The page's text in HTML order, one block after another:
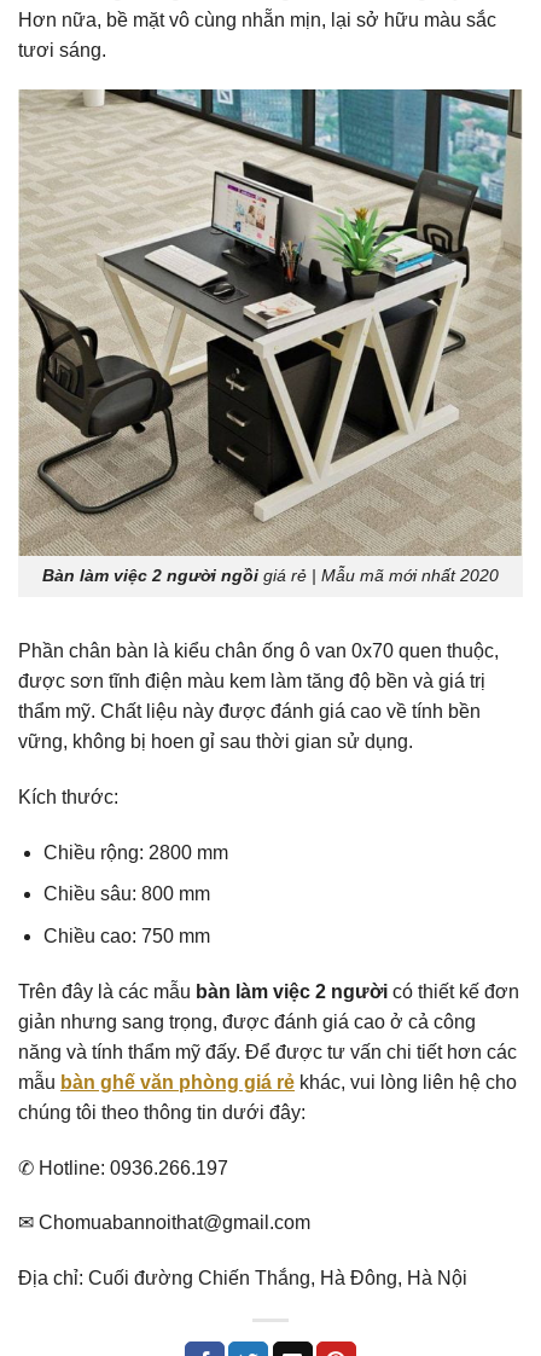
Hơn nữa, bề mặt vô cùng nhẵn mịn, lại sở hữu màu sắc
tươi sáng.
Bàn làm việc 2 người ngồi giá rẻ | Mẫu mã mới nhất 2020
Phần chân bàn là kiểu chân ống ô van 0x70 quen thuộc,
được sơn tĩnh điện màu kem làm tăng độ bền và giá trị
thẩm mỹ. Chất liệu này được đánh giá cao về tính bền
vững, không bị hoen gỉ sau thời gian sử dụng.
Kích thước:
Chiều rộng: 2800 mm
Chiều sâu: 800 mm
Chiều cao: 750 mm
Trên đây là các mẫu bàn làm việc 2 người có thiết kế đơn
giản nhưng sang trọng, được đánh giá cao ở cả công
năng và tính thẩm mỹ đấy. Để được tư vấn chi tiết hơn các
mẫu bàn ghế văn phòng giá rẻ khác, vui lòng liên hệ cho
chúng tôi theo thông tin dưới đây:
✆ Hotline: 0936.266.197
✉ Chomuabannoithat@gmail.com
Địa chỉ: Cuối đường Chiến Thắng, Hà Đông, Hà Nội